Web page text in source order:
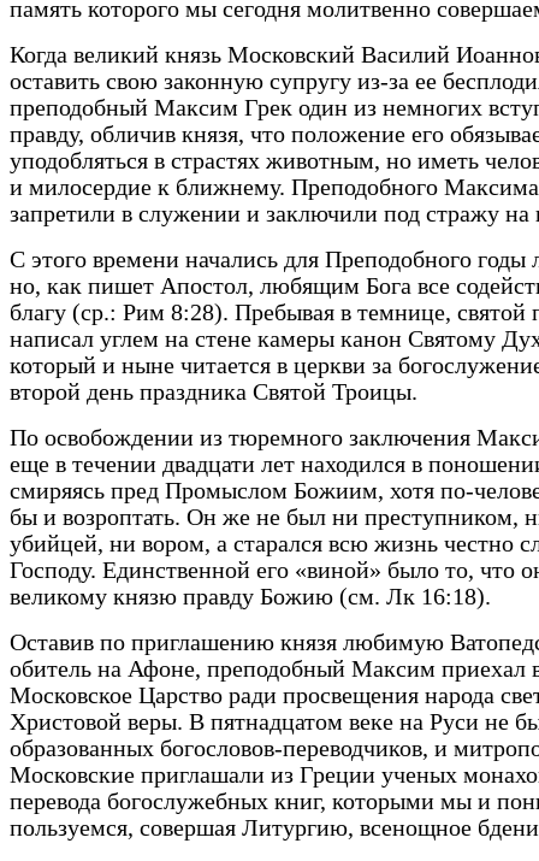
память которого мы сегодня молитвенно
Когда великий князь Московский Василий
оставить свою законную супругу из-за ее
преподобный Максим Грек один из немногих
правду, обличив князя, что положение его
уподобляться в страстях животным, но иметь
и милосердие к ближнему. Преподобного Максима
запретили в служении и заключили под стражу на
С этого времени начались для Преподобного
но, как пишет Апостол, любящим Бога все
благу (ср.: Рим 8:28). Пребывая в темнице, святой
написал углем на стене камеры канон Святому
который и ныне читается в церкви за
второй день праздника Святой Троицы.
По освобождении из тюремного заключения
еще в течении двадцати лет находился в
смиряясь пред Промыслом Божиим, хотя по-
бы и возроптать. Он же не был ни преступником,
убийцей, ни вором, а старался всю жизнь честно
Господу. Единственной его «виной» было то, что
великому князю правду Божию (см. Лк 16:18).
Оставив по приглашению князя любимую
обитель на Афоне, преподобный Максим приехал
Московское Царство ради просвещения народа
Христовой веры. В пятнадцатом веке на Руси не
образованных богословов-переводчиков, и
Московские приглашали из Греции ученых
перевода богослужебных книг, которыми мы и
пользуемся, совершая Литургию, всенощное